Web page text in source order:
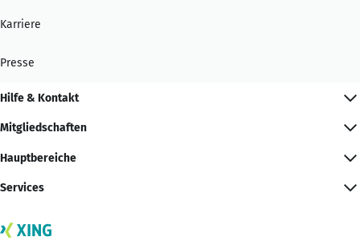
Karriere
Presse
Hilfe & Kontakt
Mitgliedschaften
Hauptbereiche
Services